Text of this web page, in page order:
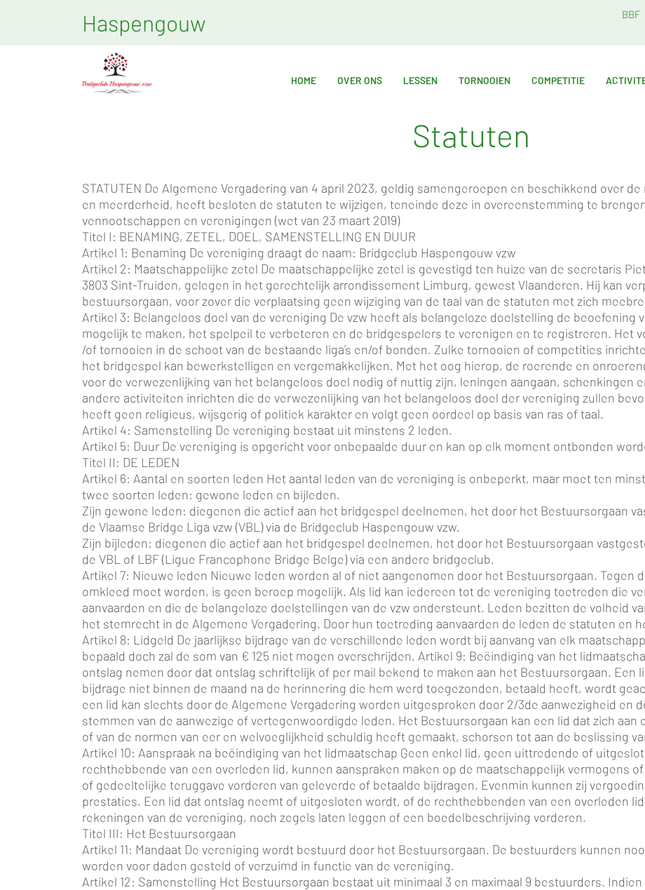
Haspengouw BBF
HOME OVER ONS LESSEN TORNOOIEN COMPETITIE
Statuten
STATUTEN De Algemene Vergadering van 4 april 2023, geldig samengeroepen en beschikkend over
en meerderheid, heeft besloten de statuten te wijzigen, teneinde deze in overeenstemming te
vennootschappen en verenigingen (wet van 23 maart 2019)
Titel I: BENAMING, ZETEL, DOEL, SAMENSTELLING EN DUUR
Artikel 1: Benaming De vereniging draagt de naam: Bridgeclub Haspengouw vzw
Artikel 2: Maatschappelijke zetel De maatschappelijke zetel is gevestigd ten huize van de secretaris
3803 Sint-Truiden, gelegen in het gerechtelijk arrondissement Limburg, gewest Vlaanderen. Hij kan
bestuursorgaan, voor zover die verplaatsing geen wijziging van de taal van de statuten met zich
Artikel 3: Belangeloos doel van de vereniging De vzw heeft als belangeloze doelstelling de beoefening
mogelijk te maken, het spelpeil te verbeteren en de bridgespelers te verenigen en te registreren. Het
/of tornooien in de schoot van de bestaande liga’s en/of bonden. Zulke tornooien of competities
het bridgespel kan bewerkstelligen en vergemakkelijken. Met het oog hierop, de roerende en
voor de verwezenlijking van het belangeloos doel nodig of nuttig zijn, leningen aangaan, schenkingen
andere activiteiten inrichten die de verwezenlijking van het belangeloos doel der vereniging zullen
heeft geen religieus, wijsgerig of politiek karakter en volgt geen oordeel op basis van ras of taal.
Artikel 4: Samenstelling De vereniging bestaat uit minstens 2 leden.
Artikel 5: Duur De vereniging is opgericht voor onbepaalde duur en kan op elk moment ontbonden
Titel II: DE LEDEN
Artikel 6: Aantal en soorten leden Het aantal leden van de vereniging is onbeperkt, maar moet ten
twee soorten leden: gewone leden en bijleden.
Zijn gewone leden: diegenen die actief aan het bridgespel deelnemen, het door het Bestuursorgaan
de Vlaamse Bridge Liga vzw (VBL) via de Bridgeclub Haspengouw vzw.
Zijn bijleden: diegenen die actief aan het bridgespel deelnemen, het door het Bestuursorgaan
de VBL of LBF (Ligue Francophone Bridge Belge) via een andere bridgeclub.
Artikel 7: Nieuwe leden Nieuwe leden worden al of niet aangenomen door het Bestuursorgaan. Tegen
omkleed moet worden, is geen beroep mogelijk. Als lid kan iedereen tot de vereniging toetreden die
aanvaarden en die de belangeloze doelstellingen van de vzw ondersteunt. Leden bezitten de volheid
het stemrecht in de Algemene Vergadering. Door hun toetreding aanvaarden de leden de statuten en
Artikel 8: Lidgeld De jaarlijkse bijdrage van de verschillende leden wordt bij aanvang van elk
bepaald doch zal de som van € 125 niet mogen overschrijden. Artikel 9: Beëindiging van het
ontslag nemen door dat ontslag schriftelijk of per mail bekend te maken aan het Bestuursorgaan. Een
bijdrage niet binnen de maand na de herinnering die hem werd toegezonden, betaald heeft, wordt
een lid kan slechts door de Algemene Vergadering worden uitgesproken door 2/3de aanwezigheid en
stemmen van de aanwezige of vertegenwoordigde leden. Het Bestuursorgaan kan een lid dat zich
of van de normen van eer en welvoeglijkheid schuldig heeft gemaakt, schorsen tot aan de beslissing
Artikel 10: Aanspraak na beëindiging van het lidmaatschap Geen enkel lid, geen uittredende of
rechthebbende van een overleden lid, kunnen aanspraken maken op de maatschappelijk vermogens
of gedeeltelijke teruggave vorderen van geleverde of betaalde bijdragen. Evenmin kunnen zij
prestaties. Een lid dat ontslag neemt of uitgesloten wordt, of de rechthebbenden van een overleden
rekeningen van de vereniging, noch zegels laten leggen of een boedelbeschrijving vorderen.
Titel III: Het Bestuursorgaan
Artikel 11: Mandaat De vereniging wordt bestuurd door het Bestuursorgaan. De bestuurders kunnen
worden voor daden gesteld of verzuimd in functie van de vereniging.
Artikel 12: Samenstelling Het Bestuursorgaan bestaat uit minimaal 3 en maximaal 9 bestuurders.